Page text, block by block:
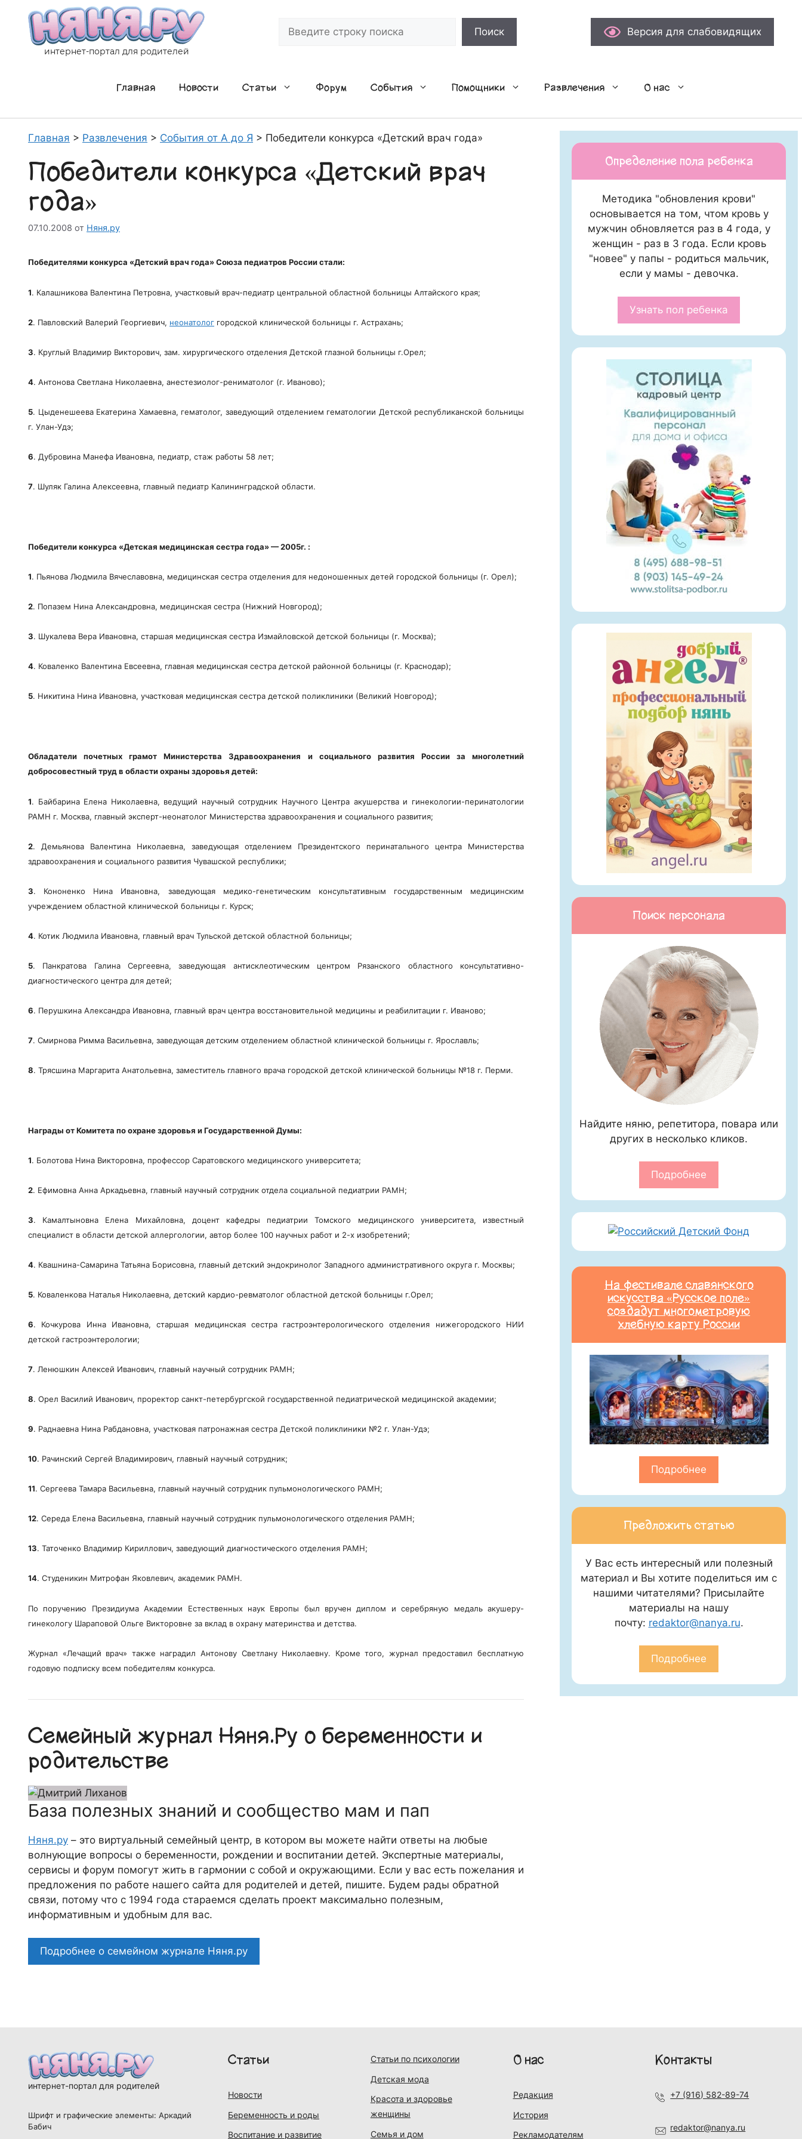
содержимому
интернет-портал для родителей
Поиск Версия для слабовидящих
Главная Новости Статьи Форум События Помощники Развлечения О нас
Главная > Развлечения > События от А до Я > Победители конкурса «Детский врач года»
Победители конкурса «Детский врач
года»
07.10.2008 от Няня.ру
Победителями конкурса «Детский врач года» Союза педиатров России стали:
1. Калашникова Валентина Петровна, участковый врач-педиатр центральной областной больницы Алтайского края;
2. Павловский Валерий Георгиевич, неонатолог городской клинической больницы г. Астрахань;
3. Круглый Владимир Викторович, зам. хирургического отделения Детской глазной больницы г.Орел;
4. Антонова Светлана Николаевна, анестезиолог-рениматолог (г. Иваново);
5. Цыденешеева Екатерина Хамаевна, гематолог, заведующий отделением гематологии Детской республиканской больницы
г. Улан-Удэ;
6. Дубровина Манефа Ивановна, педиатр, стаж работы 58 лет;
7. Шуляк Галина Алексеевна, главный педиатр Калининградской области.
Победители конкурса «Детская медицинская сестра года» — 2005г. :
1. Пьянова Людмила Вячеславовна, медицинская сестра отделения для недоношенных детей городской больницы (г. Орел);
2. Попазем Нина Александровна, медицинская сестра (Нижний Новгород);
3. Шукалева Вера Ивановна, старшая медицинская сестра Измайловской детской больницы (г. Москва);
4. Коваленко Валентина Евсеевна, главная медицинская сестра детской районной больницы (г. Краснодар);
5. Никитина Нина Ивановна, участковая медицинская сестра детской поликлиники (Великий Новгород);
Обладатели почетных грамот Министерства Здравоохранения и социального развития России за многолетний
добросовестный труд в области охраны здоровья детей:
1. Байбарина Елена Николаевна, ведущий научный сотрудник Научного Центра акушерства и гинекологии-перинатологии
РАМН г. Москва, главный эксперт-неонатолог Министерства здравоохранения и социального развития;
2. Демьянова Валентина Николаевна, заведующая отделением Президентского перинатального центра Министерства
здравоохранения и социального развития Чувашской республики;
3. Кононенко Нина Ивановна, заведующая медико-генетическим консультативным государственным медицинским
учреждением областной клинической больницы г. Курск;
4. Котик Людмила Ивановна, главный врач Тульской детской областной больницы;
5. Панкратова Галина Сергеевна, заведующая антисклеотическим центром Рязанского областного консультативно-
диагностического центра для детей;
6. Перушкина Александра Ивановна, главный врач центра восстановительной медицины и реабилитации г. Иваново;
7. Смирнова Римма Васильевна, заведующая детским отделением областной клинической больницы г. Ярославль;
8. Трясшина Маргарита Анатольевна, заместитель главного врача городской детской клинической больницы №18 г. Перми.
Награды от Комитета по охране здоровья и Государственной Думы:
1. Болотова Нина Викторовна, профессор Саратовского медицинского университета;
2. Ефимовна Анна Аркадьевна, главный научный сотрудник отдела социальной педиатрии РАМН;
3. Камалтыновна Елена Михайловна, доцент кафедры педиатрии Томского медицинского университета, известный
специалист в области детской аллергологии, автор более 100 научных работ и 2-х изобретений;
4. Квашнина-Самарина Татьяна Борисовна, главный детский эндокринолог Западного административного округа г. Москвы;
5. Коваленкова Наталья Николаевна, детский кардио-ревматолог областной детской больницы г.Орел;
6. Кочкурова Инна Ивановна, старшая медицинская сестра гастроэнтерологического отделения нижегородского НИИ
детской гастроэнтерологии;
7. Ленюшкин Алексей Иванович, главный научный сотрудник РАМН;
8. Орел Василий Иванович, проректор санкт-петербургской государственной педиатрической медицинской академии;
9. Раднаевна Нина Рабдановна, участковая патронажная сестра Детской поликлиники №2 г. Улан-Удэ;
10. Рачинский Сергей Владимирович, главный научный сотрудник;
11. Сергеева Тамара Васильевна, главный научный сотрудник пульмонологического РАМН;
12. Середа Елена Васильевна, главный научный сотрудник пульмонологического отделения РАМН;
13. Таточенко Владимир Кириллович, заведующий диагностического отделения РАМН;
14. Студеникин Митрофан Яковлевич, академик РАМН.
По поручению Президиума Академии Естественных наук Европы был вручен диплом и серебряную медаль акушеру-
гинекологу Шараповой Ольге Викторовне за вклад в охрану материнства и детства.
Журнал «Лечащий врач» также наградил Антонову Светлану Николаевну. Кроме того, журнал предоставил бесплатную
годовую подписку всем победителям конкурса.
Семейный журнал Няня.Ру о беременности и
родительстве
База полезных знаний и сообщество мам и пап
Няня.ру – это виртуальный семейный центр, в котором вы можете найти ответы на любые
волнующие вопросы о беременности, рождении и воспитании детей. Экспертные материалы,
сервисы и форум помогут жить в гармонии с собой и окружающими. Если у вас есть пожелания и
предложения по работе нашего сайта для родителей и детей, пишите. Будем рады обратной
связи, потому что c 1994 года стараемся сделать проект максимально полезным,
информативным и удобным для вас.
Подробнее о семейном журнале Няня.ру
Определение пола ребенка
Методика "обновления крови"
основывается на том, чтом кровь у
мужчин обновляется раз в 4 года, у
женщин - раз в 3 года. Если кровь
"новее" у папы - родиться мальчик,
если у мамы - девочка.
Узнать пол ребенка
Поиск персонала
Найдите няню, репетитора, повара или
других в несколько кликов.
Подробнее
На фестивале славянского
искусства «Русское поле»
создадут многометровую
хлебную карту России
Подробнее
Предложить статью
У Вас есть интересный или полезный
материал и Вы хотите поделиться им с
нашими читателями? Присылайте
материалы на нашу
почту: redaktor@nanya.ru.
Подробнее
интернет-портал для родителей
Шрифт и графические элементы: Аркадий
Бабич
Статьи
Новости
Беременность и роды
Воспитание и развитие
Статьи по психологии
Детская мода
Красота и здоровье
женщины
Семья и дом
О нас
Редакция
История
Рекламодателям
Контакты
+7 (916) 582-89-74
redaktor@nanya.ru